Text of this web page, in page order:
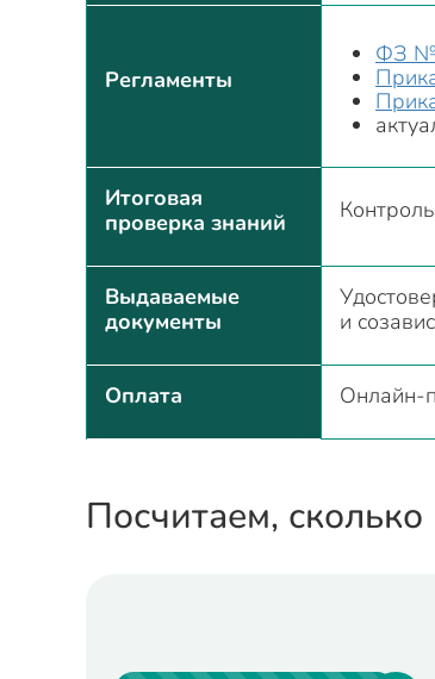
Регламенты
ФЗ №
Итоговая
проверка знаний
Выдаваемые
документы
и
Оплата Онлайн-
Посчитаем,